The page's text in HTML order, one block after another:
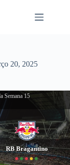
20, 2025
Semana 15
RB Bragantino